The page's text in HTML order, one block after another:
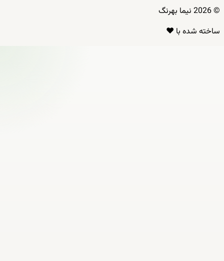
© 2026 نیما بهرنگ
ساخته شده با ❤️